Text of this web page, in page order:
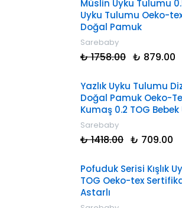
Müslin Uyku Tulumu
Uyku Tulumu Oeko-
Doğal Pamuk
Sarebaby
₺ 1758.00 ₺ 879.00
Yazlık Uyku Tulumu
Doğal Pamuk Oeko-
Kumaş 0.2 TOG
Sarebaby
₺ 1418.00 ₺ 709.00
Pofuduk Serisi Kışlık
TOG Oeko-tex
Astarlı